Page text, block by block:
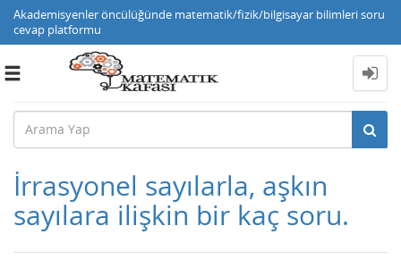
Akademisyenler öncülüğünde matematik/fizik/bilgisayar bilimleri soru
cevap platformu
Toggle
İrrasyonel sayılarla, aşkın
sayılara ilişkin bir kaç soru.